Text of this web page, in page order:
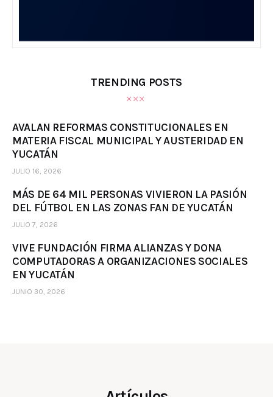
TRENDING POSTS
AVALAN REFORMAS CONSTITUCIONALES EN
MATERIA FISCAL MUNICIPAL Y AUSTERIDAD EN
YUCATÁN
JULIO 16, 2026
MÁS DE 64 MIL PERSONAS VIVIERON LA PASIÓN
DEL FÚTBOL EN LAS ZONAS FAN DE YUCATÁN
JULIO 7, 2026
VIVE FUNDACIÓN FIRMA ALIANZAS Y DONA
COMPUTADORAS A ORGANIZACIONES SOCIALES
EN YUCATÁN
JUNIO 30, 2026